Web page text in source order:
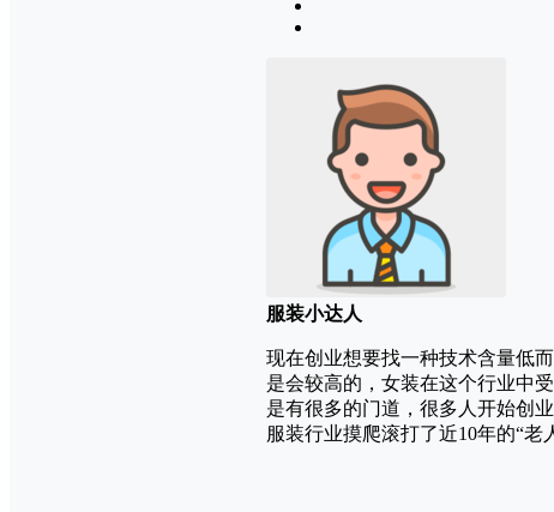
服装小达人
现在创业想要找一种技术含量低
是会较高的，女装在这个行业中
是有很多的门道，很多人开始创
服装行业摸爬滚打了近10年的“